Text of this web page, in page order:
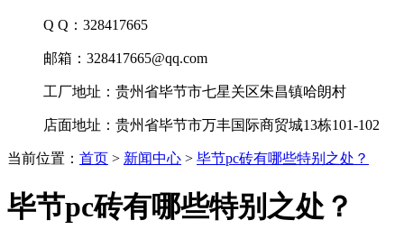
Q Q：328417665
邮箱：328417665@qq.com
工厂地址：贵州省毕节市七星关区朱昌镇哈朗村
店面地址：贵州省毕节市万丰国际商贸城13栋101-102
当前位置： 首页 > 新闻中心 > 毕节pc砖有哪些特别之处？
毕节pc砖有哪些特别之处？